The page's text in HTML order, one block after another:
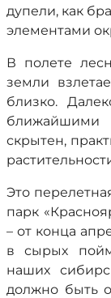
дупели, как
элементами
В полете
земли
близко.
ближайшими
скрытен,
Это
парк
– от конца
в сырых
наших
должно быть